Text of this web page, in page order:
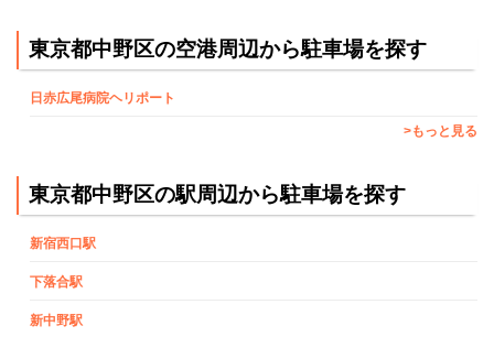
東京都中野区の空港周辺から駐車場を探す
日赤広尾病院ヘリポート
>もっと見る
東京都中野区の駅周辺から駐車場を探す
新宿西口駅
下落合駅
新中野駅